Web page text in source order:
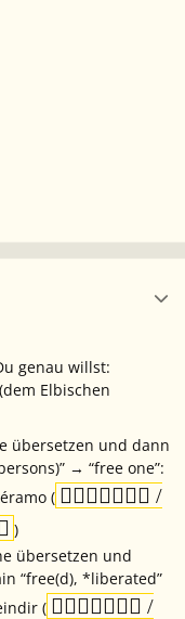
genau willst:
Elbischen
übersetzen und dann
→ “free one”:
(  /
)
übersetzen und
“free(d), *liberated”
(  /